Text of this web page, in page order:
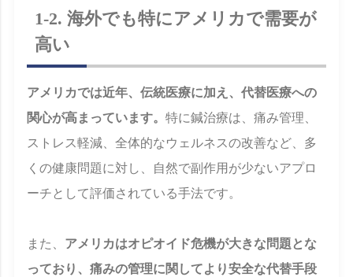
1-2. 海外でも特にアメリカで需要が
高い
アメリカでは近年、伝統医療に加え、代替医療への
関心が高まっています。特に鍼治療は、痛み管理、
ストレス軽減、全体的なウェルネスの改善など、多
くの健康問題に対し、自然で副作用が少ないアプロ
ーチとして評価されている手法です。
また、 アメリカはオピオイド危機が大きな問題とな
っており、痛みの管理に関してより安全な代替手段